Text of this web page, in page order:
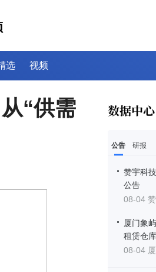
选 视频
公告 研报
赞宇科
公告
08-04
厦门象
租赁仓
08-04
“供需